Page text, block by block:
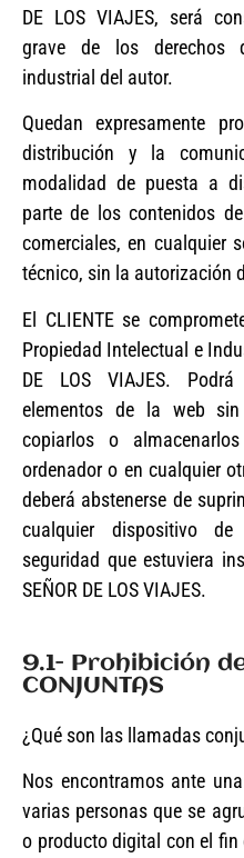
DE LOS VIAJES, será
grave de los derechos
industrial del autor.
Quedan expresamente
distribución y la
modalidad de puesta a
parte de los contenidos
comerciales, en cualquier
técnico, sin la autorización
El CLIENTE se
Propiedad Intelectual e
DE LOS VIAJES.
elementos de la web
copiarlos o
ordenador o en cualquier
deberá abstenerse de
cualquier dispositivo
seguridad que estuviera
SEÑOR DE LOS VIAJES.
9.1- Prohibición
CONJUNTAS
¿Qué son las llamadas
Nos encontramos ante
varias personas que se
o producto digital con el fin